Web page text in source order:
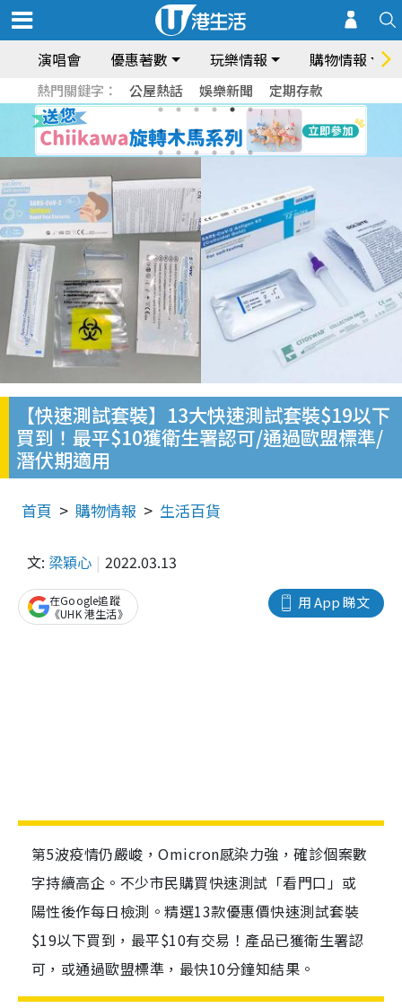
演唱會 優惠著數 玩樂情報 購物情報
熱門關鍵字： 公屋熱話 娛樂新聞 定期存款
【快速測試套裝】13大快速測試套裝$19以下
買到！最平$10獲衛生署認可/通過歐盟標準/
潛伏期適用
首頁 購物情報 生活百貨
文: 梁穎心 2022.03.13
用 App 睇文
在Google追蹤
《UHK 港生活》
第5波疫情仍嚴峻，Omicron感染力強，確診個案數
字持續高企。不少市民購買快速測試「看門口」或
陽性後作每日檢測。精選13款優惠價快速測試套裝
$19以下買到，最平$10有交易！產品已獲衛生署認
可，或通過歐盟標準，最快10分鐘知結果。